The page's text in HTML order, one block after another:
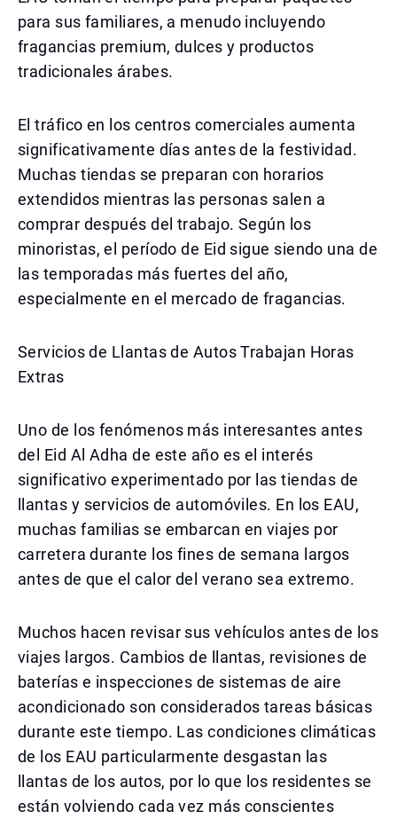
para sus familiares, a menudo incluyendo
fragancias premium, dulces y productos
tradicionales árabes.
El tráfico en los centros comerciales aumenta
significativamente días antes de la festividad.
Muchas tiendas se preparan con horarios
extendidos mientras las personas salen a
comprar después del trabajo. Según los
minoristas, el período de Eid sigue siendo una de
las temporadas más fuertes del año,
especialmente en el mercado de fragancias.
Servicios de Llantas de Autos Trabajan Horas
Extras
Uno de los fenómenos más interesantes antes
del Eid Al Adha de este año es el interés
significativo experimentado por las tiendas de
llantas y servicios de automóviles. En los EAU,
muchas familias se embarcan en viajes por
carretera durante los fines de semana largos
antes de que el calor del verano sea extremo.
Muchos hacen revisar sus vehículos antes de los
viajes largos. Cambios de llantas, revisiones de
baterías e inspecciones de sistemas de aire
acondicionado son considerados tareas básicas
durante este tiempo. Las condiciones climáticas
de los EAU particularmente desgastan las
llantas de los autos, por lo que los residentes se
están volviendo cada vez más conscientes